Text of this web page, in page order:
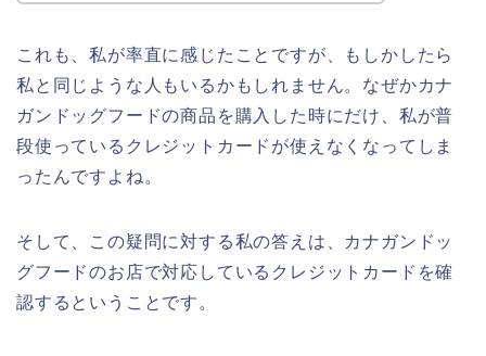
これも、私が率直に感じたことですが、もしかしたら
私と同じような人もいるかもしれません。なぜかカナ
ガンドッグフードの商品を購入した時にだけ、私が普
段使っているクレジットカードが使えなくなってしま
ったんですよね。
そして、この疑問に対する私の答えは、カナガンドッ
グフードのお店で対応しているクレジットカードを確
認するということです。